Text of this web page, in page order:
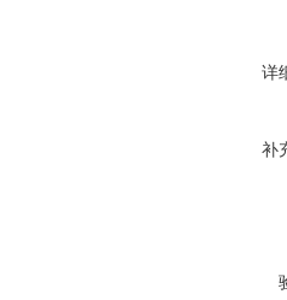
详
补